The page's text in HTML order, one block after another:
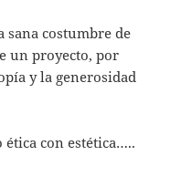
sana costumbre de
un proyecto, por
y la generosidad
con estética…..